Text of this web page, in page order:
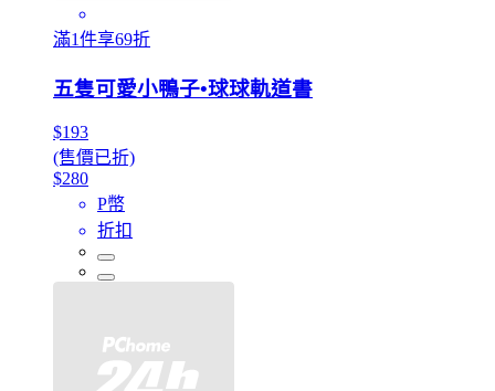
滿1件享69折
五隻可愛小鴨子•球球軌道書
$193
(售價已折)
$280
P幣
折扣